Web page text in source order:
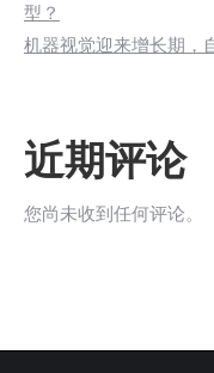
型？
机器视觉迎来增长期，
近期评论
您尚未收到任何评论。